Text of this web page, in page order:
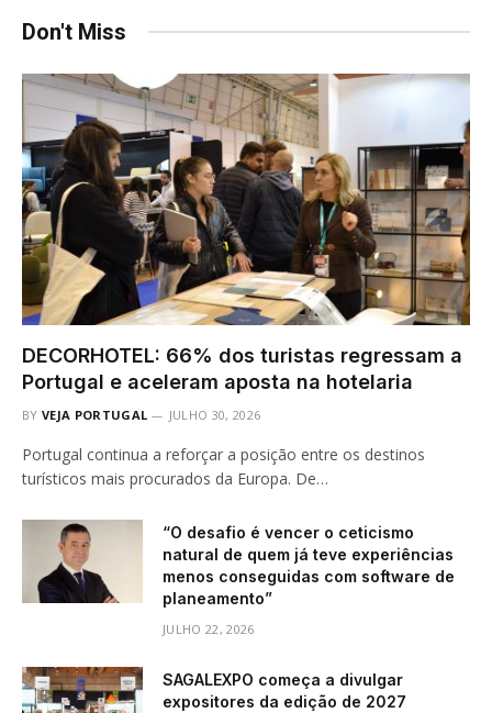
Don't Miss
DECORHOTEL: 66% dos turistas regressam a
Portugal e aceleram aposta na hotelaria
BY VEJA PORTUGAL JULHO 30, 2026
Portugal continua a reforçar a posição entre os destinos
turísticos mais procurados da Europa. De…
“O desafio é vencer o ceticismo
natural de quem já teve experiências
menos conseguidas com software de
planeamento”
JULHO 22, 2026
SAGALEXPO começa a divulgar
expositores da edição de 2027